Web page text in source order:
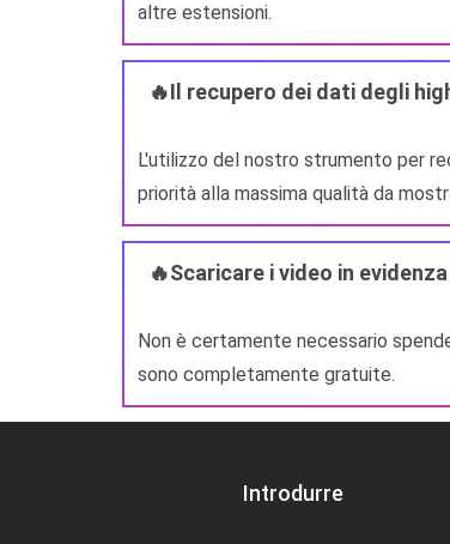
altre estensioni.
🔥Il recupero dei dati degli
L'utilizzo del nostro strumento per
priorità alla massima qualità da
🔥Scaricare i video in
Non è certamente necessario
sono completamente gratuite.
Introdurre